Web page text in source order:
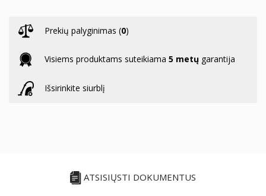
Prekių palyginimas (0)
Visiems produktams suteikiama 5 metų garantija
Išsirinkite siurblį
ATSISIŲSTI DOKUMENTUS